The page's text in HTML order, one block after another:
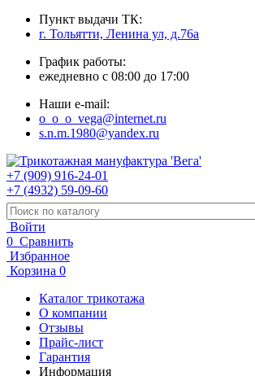
Пункт выдачи ТК:
г. Тольятти, Ленина ул, д.76а
График работы:
ежедневно с 08:00 до 17:00
Наши e-mail:
o_o_o_vega@internet.ru
s.n.m.1980@yandex.ru
+7 (909) 916-24-01
+7 (4932) 59-09-60
Войти
0 Сравнить
Избранное
Корзина 0
Каталог трикотажа
О компании
Отзывы
Прайс-лист
Гарантия
Информация